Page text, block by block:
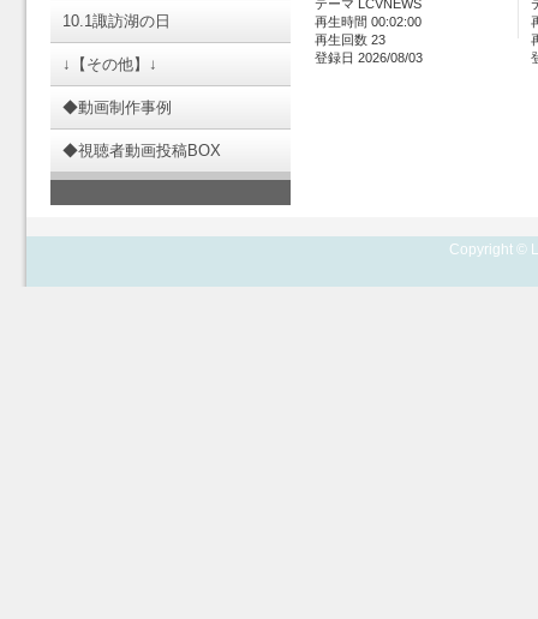
10.1諏訪湖の日
↓【その他】↓
◆動画制作事例
◆視聴者動画投稿BOX
テーマ LCVNEWS
再生時間 00:02:00
再生回数 23
登録日 2026/08/03
Copyright ©